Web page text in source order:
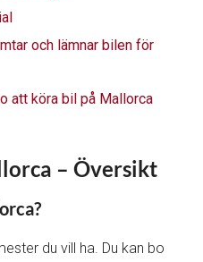
och lämnar bilen för
att köra bil på Mallorca
– Översikt
du vill ha. Du kan bo